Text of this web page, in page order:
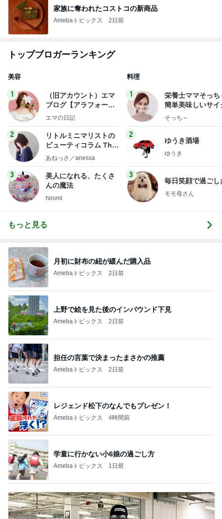
家族に奪われたコストコの新商品
Amebaトピックス 2日前
トップブロガーランキング
美容
1
（旧アカウント）エマ
ブログ【アラフォー会
社売却セカンドライ
エマの日記
2
リトルミニマリストの
ビューティコラム The
little minimalist's bea
あねっさ／anessa
3
美人になれる、たくさ
んの魔法
hiromi
料理
1
栄養士ママそっち
簡単美味しいサイ
献立
そっち～
2
ゆうき酒場
ゆうき
3
毎日笑顔で過ごし
モモ母さん
もっと見る
月初に財布の紐が緩んだ購入品
Amebaトピックス 2日前
上野で絵を見た後のインバウンド下見
Amebaトピックス 2日前
担任の言葉で決まったまさかの推薦
Amebaトピックス 2日前
レジェンド松下のなんでもプレゼン！
Amebaトピックス 4時間前
学童に行かない小6娘の過ごし方
Amebaトピックス 1日前